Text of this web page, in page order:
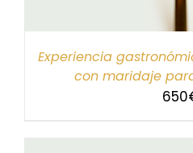
Experiencia
con maridaje
650